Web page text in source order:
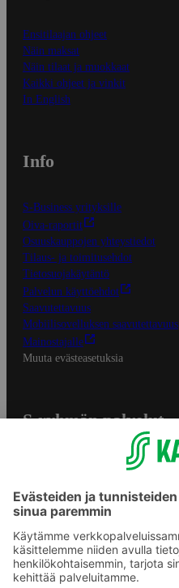
Ensitilaajan ohjeet
Näin maksat
Näin tilaat ja muokkaat
Kaikki ohjeet ja vinkit
In English
Info
S-Business yrityksille
Oiva-raportit
Osuuskauppojen yhteystiedot
Tilaus- ja toimitusehdot
Tietosuojakäytäntö
Palvelun käyttöehdot
Saavutettavuus
Mobiilisovelluksen saavutettavuus
Mainostajalle
Muuta evästeasetuksia
S-ryhmän palvelut
Yhteishyvä Ruoka -sovellus
S-ostoslista -sovellus
Prisma.fi
Sokos.fi
S-Pankki